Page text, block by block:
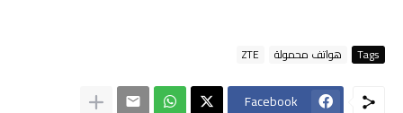
Tags هواتف محمولة ZTE
Facebook